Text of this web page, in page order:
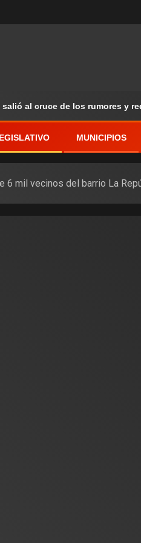
salió al cruce de los rumores y
MUNICIPIOS
6 mil vecinos del barrio La